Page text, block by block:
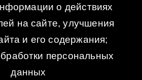
о действиях
на сайте, улучшения
и его содержания;
персональных
данных